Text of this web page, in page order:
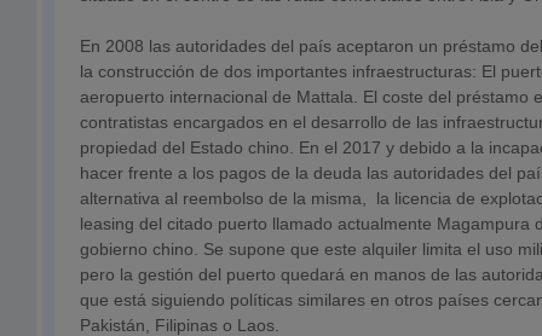
En 2008 las autoridades del país aceptaron un préstamo
la construcción de dos importantes infraestructuras: El
aeropuerto internacional de Mattala. El coste del préstamo
contratistas encargados en el desarrollo de las
propiedad del Estado chino. En el 2017 y debido a la
hacer frente a los pagos de la deuda las autoridades del
alternativa al reembolso de la misma, la licencia de
leasing del citado puerto llamado actualmente Magampura
gobierno chino. Se supone que este alquiler limita el uso
pero la gestión del puerto quedará en manos de las
que está siguiendo políticas similares en otros países
Pakistán, Filipinas o Laos.